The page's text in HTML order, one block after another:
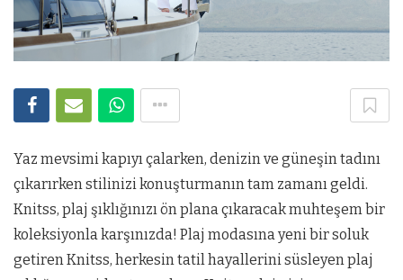
Yaz mevsimi kapıyı çalarken, denizin ve güneşin tadını
çıkarırken stilinizi konuşturmanın tam zamanı geldi.
Knitss, plaj şıklığınızı ön plana çıkaracak muhteşem bir
koleksiyonla karşınızda! Plaj modasına yeni bir soluk
getiren Knitss, herkesin tatil hayallerini süsleyen plaj